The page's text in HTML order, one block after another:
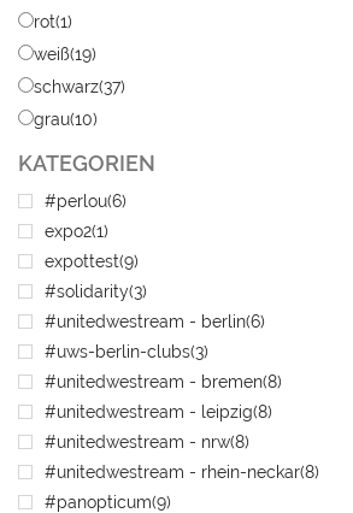
rot(1)
weiß(19)
schwarz(37)
grau(10)
KATEGORIEN
#perlou(6)
expo2(1)
expottest(9)
#solidarity(3)
#unitedwestream - berlin(6)
#uws-berlin-clubs(3)
#unitedwestream - bremen(8)
#unitedwestream - leipzig(8)
#unitedwestream - nrw(8)
#unitedwestream - rhein-neckar(8)
#panopticum(9)